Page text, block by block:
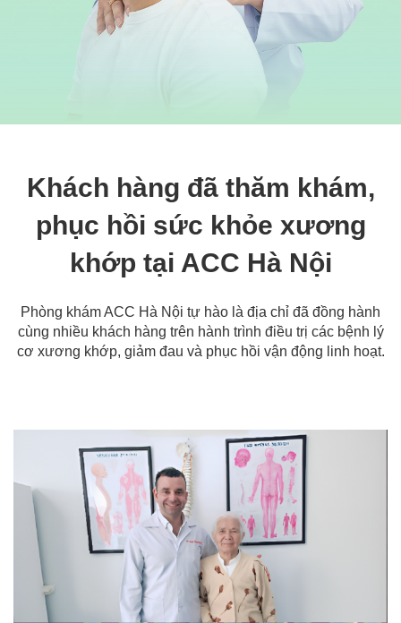
Khách hàng đã thăm khám,
phục hồi sức khỏe xương
khớp tại ACC Hà Nội
Phòng khám ACC Hà Nội tự hào là địa chỉ đã đồng hành
cùng nhiều khách hàng trên hành trình điều trị các bệnh lý
cơ xương khớp, giảm đau và phục hồi vận động linh hoạt.